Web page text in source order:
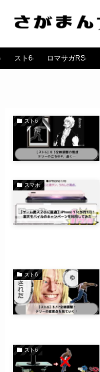
スト6 ロマサガRS
スト6
スマホ
スト6
スト6